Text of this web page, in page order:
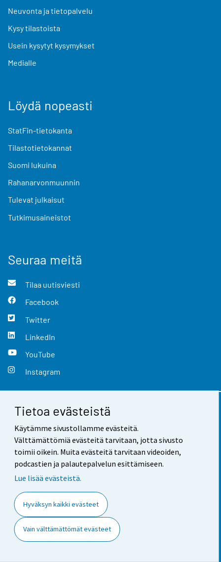
Tietoa evästeistä
Käytämme sivustollamme evästeitä.
Välttämättömiä evästeitä tarvitaan, jotta sivusto
toimii oikein. Muita evästeitä tarvitaan videoiden,
podcastien ja palautepalvelun esittämiseen.
Lue lisää evästeistä.
Hyväksyn kaikki evästeet
Vain välttämättömät evästeet
Neuvonta ja tietopalvelu
Kysy tilastoista
Usein kysytyt kysymykset
Medialle
Löydä nopeasti
StatFin-tietokanta
Tilastotietokannat
Suomi lukuina
Rahanarvonmuunnin
Tulevat julkaisut
Tutkimusaineistot
Seuraa meitä
Tilaa uutisviesti
Facebook
Twitter
LinkedIn
YouTube
Instagram
Yhteystiedot
Palaute
Käyttöehdot
Saavutettavuus
Tietoa sivustosta
Evästeasetukset